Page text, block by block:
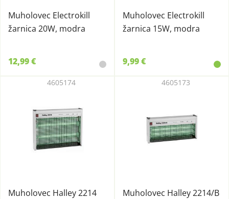
Muholovec Electrokill
žarnica 20W, modra
12,99 €
Muholovec Electrokill
žarnica 15W, modra
9,99 €
Muholovec Halley 2214
4605174
Muholovec Halley 2214/B
4605173